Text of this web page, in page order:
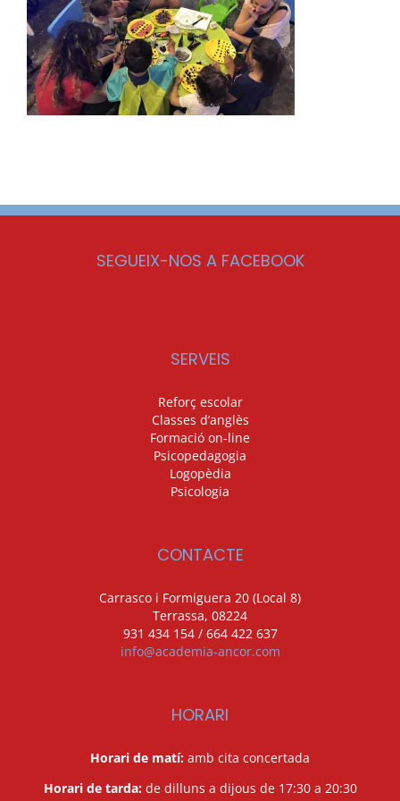
SEGUEIX-NOS A FACEBOOK
SERVEIS
Reforç escolar
Classes d’anglès
Formació on-line
Psicopedagogia
Logopèdia
Psicologia
CONTACTE
Carrasco i Formiguera 20 (Local 8)
Terrassa, 08224
931 434 154 / 664 422 637
info@academia-ancor.com
HORARI
Horari de matí: amb cita concertada
Horari de tarda:de dilluns a dijous de 17:30 a 20:30